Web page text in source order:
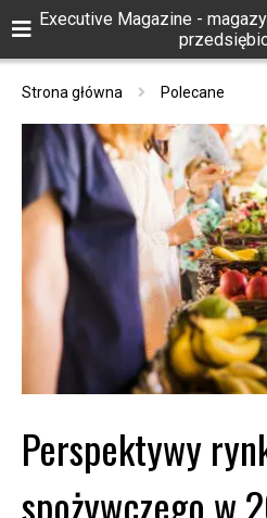
Executive Magazine -
Strona główna Polecane
Perspektywy
spożywczego w